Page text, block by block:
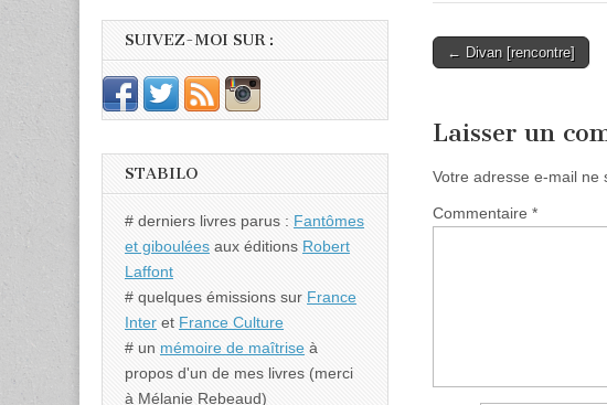
Post
← Divan [rencontre]
Laisser un
Votre adresse e-mail ne
Commentaire *
SUIVEZ-MOI SUR :
STABILO
# derniers livres parus : Fantômes
et giboulées aux éditions Robert
Laffont
# quelques émissions sur France
Inter et France Culture
# un mémoire de maîtrise à
propos d'un de mes livres (merci
à Mélanie Rebeaud)